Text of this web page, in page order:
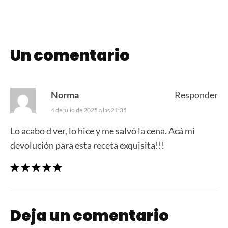
Un comentario
Norma
4 de julio de 2025 a las 21:35
Lo acabo d ver, lo hice y me salvó la cena. Acá mi
devolución para esta receta exquisita!!!
Responder
Deja un comentario